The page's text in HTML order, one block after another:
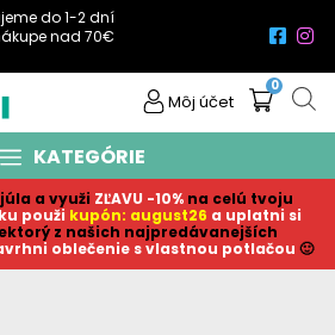
do 1-2 dní
nad 70€
Môj účet
0
KATEGÓRIE
a využi ZĽAVU -10% na celú tvoju
použi kupón: august26 a uplatni si
z našich najpredávanejších
oblečenie s vlastnou potlačou 🙂